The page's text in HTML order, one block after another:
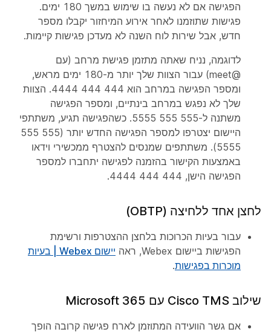
הפגישה אם לא נעשה בו שימוש במשך 180 ימים.
פגישות שתוזמנו לאחר אירוע המיחזור יקבלו מספר
חדש, אבל שירות לוח השנה לא מעדכן פגישות קיימות.
לדוגמה, נניח שאתה מתזמן פגישת מרחב (עם
@meet) עבור הצוות שלך יותר מ-180 ימים מראש,
ומספר הפגישה במרחב הוא 444 444 4444. הצוות
שלך לא נפגש במרחב בינתיים, ומספר הפגישה
משתנה ל-555 555 5555. כשהפגישה תגיע, משתתפי
היישום יצטרפו למספר הפגישה החדש יותר (555 555
5555). משתתפים שמנסים להצטרף ממכשירי וידאו
באמצעות הקישור בהזמנה לפגישה יתחברו למספר
הפגישה הישן, 444 444 4444.
לחצן אחד ללחיצה (OBTP)
עבור בעיות הכרוכות בלחצן ההצטרפות ורשימת
הפגישות ביישום Webex, ראה
יישום Webex | בעיות
מוכרות בפגישות.
שילוב Cisco TMS עם Microsoft 365
אם גשר הוועידה המתוזמן לארח פגישה קרובה הופך